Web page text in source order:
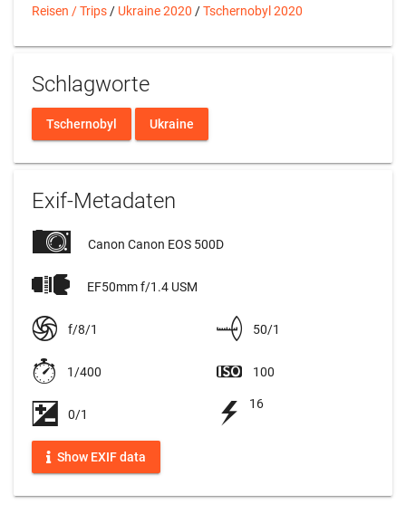
Reisen / Trips / Ukraine 2020 /Tschernobyl 2020
Schlagworte
Tschernobyl Ukraine
Exif-Metadaten
Canon Canon EOS 500D
EF50mm f/1.4 USM
f/8/1 50/1
1/400 100
0/1
16
Show EXIF data